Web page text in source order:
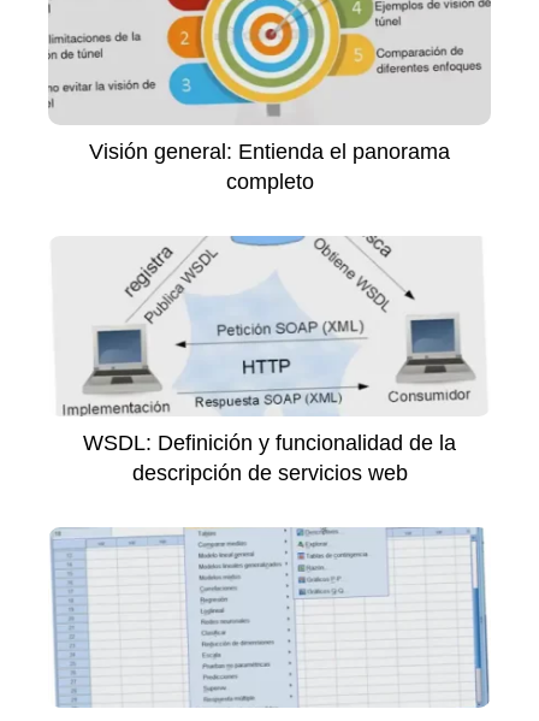
Visión general: Entienda el panorama
completo
WSDL: Definición y funcionalidad de la
descripción de servicios web